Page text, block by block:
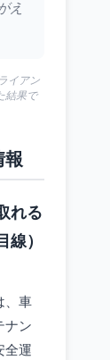
え
イアン
結果で
報
れる
線）
、車
ナン
全運